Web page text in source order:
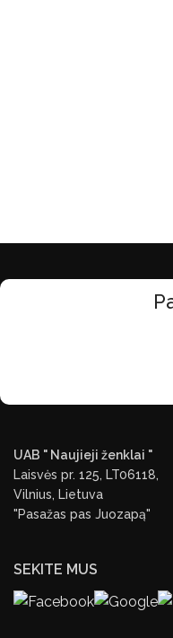
UAB " Naujieji ženklai "
Laisvės pr. 125, LT06118,
Vilnius, Lietuva
"Pasažas pas Juozapą"
SEKITE MUS